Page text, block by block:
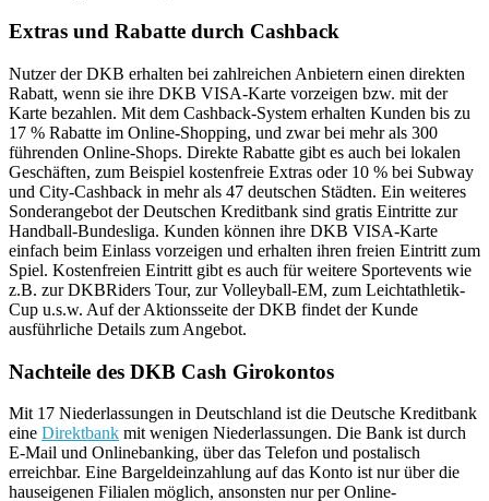
Extras und Rabatte durch Cashback
Nutzer der DKB erhalten bei zahlreichen Anbietern einen direkten
Rabatt, wenn sie ihre DKB VISA-Karte vorzeigen bzw. mit der
Karte bezahlen. Mit dem Cashback-System erhalten Kunden bis zu
17 % Rabatte im Online-Shopping, und zwar bei mehr als 300
führenden Online-Shops. Direkte Rabatte gibt es auch bei lokalen
Geschäften, zum Beispiel kostenfreie Extras oder 10 % bei Subway
und City-Cashback in mehr als 47 deutschen Städten. Ein weiteres
Sonderangebot der Deutschen Kreditbank sind gratis Eintritte zur
Handball-Bundesliga. Kunden können ihre DKB VISA-Karte
einfach beim Einlass vorzeigen und erhalten ihren freien Eintritt zum
Spiel. Kostenfreien Eintritt gibt es auch für weitere Sportevents wie
z.B. zur DKBRiders Tour, zur Volleyball-EM, zum Leichtathletik-
Cup u.s.w. Auf der Aktionsseite der DKB findet der Kunde
ausführliche Details zum Angebot.
Nachteile des DKB Cash Girokontos
Mit 17 Niederlassungen in Deutschland ist die Deutsche Kreditbank
eine Direktbank mit wenigen Niederlassungen. Die Bank ist durch
E-Mail und Onlinebanking, über das Telefon und postalisch
erreichbar. Eine Bargeldeinzahlung auf das Konto ist nur über die
hauseigenen Filialen möglich, ansonsten nur per Online-